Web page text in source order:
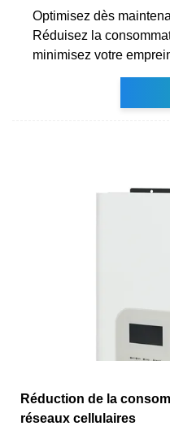
Optimisez dès
Réduisez la
minimisez votre
Réduction de la
réseaux cellulaires